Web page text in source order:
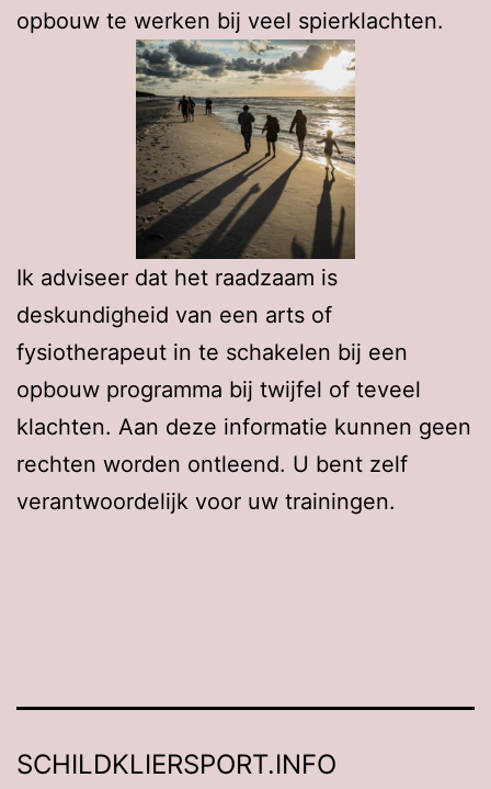
opbouw te werken bij veel spierklachten.
Ik adviseer dat het raadzaam is
deskundigheid van een arts of
fysiotherapeut in te schakelen bij een
opbouw programma bij twijfel of teveel
klachten. Aan deze informatie kunnen geen
rechten worden ontleend. U bent zelf
verantwoordelijk voor uw trainingen.
SCHILDKLIERSPORT.INFO